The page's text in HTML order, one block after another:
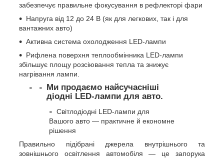
забезпечує правильне фокусування в рефлекторі фари
Напруга від 12 до 24 В (як для легкових, так і для
вантажних авто)
Активна система охолодження LED-лампи
Рифлена поверхня теплообмінника LED-лампи
збільшує площу розсіювання тепла та знижує
нагрівання лампи.
Ми продаємо найсучасніші
діодні LED-лампи для авто.
Світлодіодні LED-лампи для
Вашого авто — практичне й економне
рішення
Правильно підібрані джерела внутрішнього та
зовнішнього освітлення автомобіля — це запорука